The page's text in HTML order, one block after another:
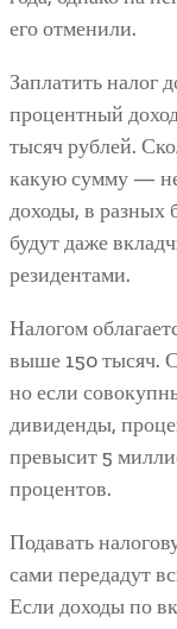
его отменили.
Заплатить налог
процентный
тысяч рублей.
какую сумму —
доходы, в разных
будут даже
резидентами.
Налогом
выше 150 тысяч.
но если
дивиденды,
превысит 5
процентов.
Подавать
сами передадут
Если доходы по